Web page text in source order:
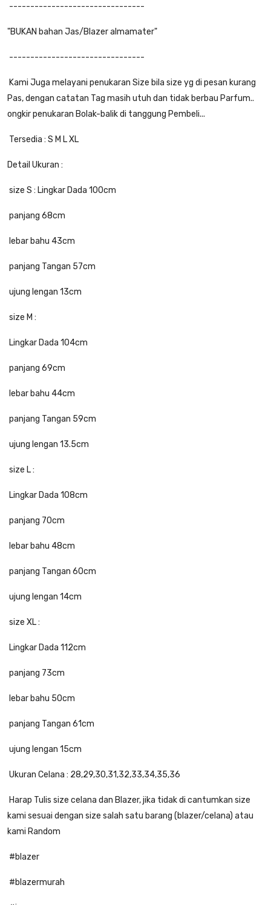
--------------------------------
"BUKAN bahan Jas/Blazer almamater"
--------------------------------
Kami Juga melayani penukaran Size bila size yg di pesan kurang
Pas, dengan catatan Tag masih utuh dan tidak berbau Parfum..
ongkir penukaran Bolak-balik di tanggung Pembeli...
Tersedia : S M L XL
Detail Ukuran :
size S : Lingkar Dada 100cm
panjang 68cm
lebar bahu 43cm
panjang Tangan 57cm
ujung lengan 13cm
size M :
Lingkar Dada 104cm
panjang 69cm
lebar bahu 44cm
panjang Tangan 59cm
ujung lengan 13.5cm
size L :
Lingkar Dada 108cm
panjang 70cm
lebar bahu 48cm
panjang Tangan 60cm
ujung lengan 14cm
size XL :
Lingkar Dada 112cm
panjang 73cm
lebar bahu 50cm
panjang Tangan 61cm
ujung lengan 15cm
Ukuran Celana : 28,29,30,31,32,33,34,35,36
Harap Tulis size celana dan Blazer, jika tidak di cantumkan size
kami sesuai dengan size salah satu barang (blazer/celana) atau
kami Random
#blazer
#blazermurah